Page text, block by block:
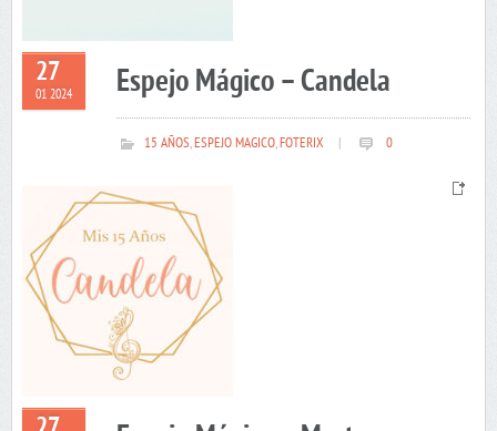
27
01 2024 Espejo Mágico – Candela
15 AÑOS,ESPEJO MAGICO,FOTERIX 0